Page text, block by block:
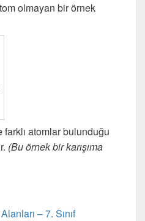
olmayan bir örnek
atomlar bulunduğu
(Bu örnek bir karışıma
– 7. Sınıf